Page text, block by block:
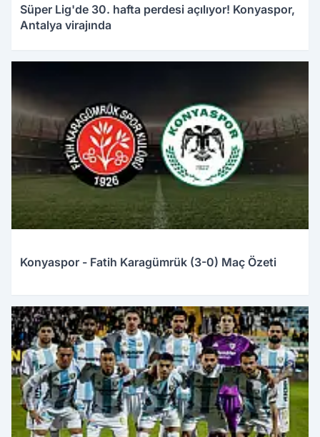
Süper Lig'de 30. hafta perdesi açılıyor! Konyaspor,
Antalya virajında
Konyaspor - Fatih Karagümrük (3-0) Maç Özeti